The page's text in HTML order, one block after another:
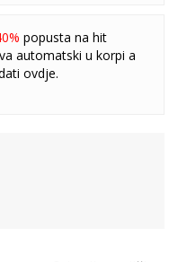
popusta na hit
automatski u korpi a
ovdje.